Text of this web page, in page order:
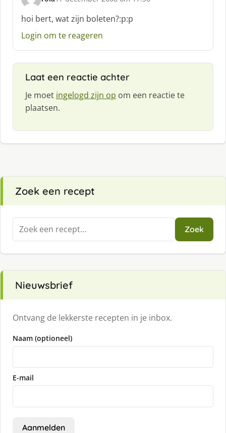
s
c
h
r
hoi bert, wat zijn boleten?:p:p
Login om te reageren
Laat een reactie achter
Je moet ingelogd zijn op om een reactie te
plaatsen.
Zoek een recept
Zoeken
naar:
Zoek
Nieuwsbrief
Ontvang de lekkerste recepten in je inbox.
Naam (optioneel)
E-mail
Aanmelden